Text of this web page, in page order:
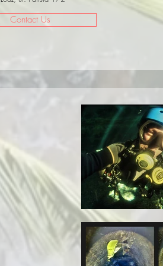
Contact Us